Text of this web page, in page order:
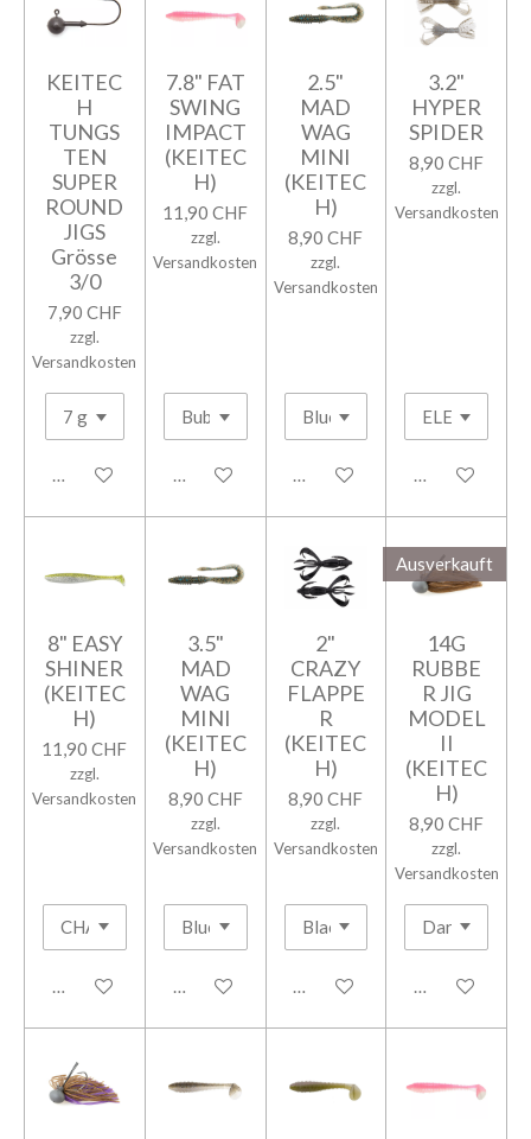
KEITEC
H
TUNGS
TEN
SUPER
ROUND
JIGS
Grösse
3/0
7,90 CHF
zzgl.
Versandkosten
In den Warenkorb
7.8" FAT
SWING
IMPACT
(KEITEC
H)
11,90 CHF
zzgl.
Versandkosten
In den Warenkorb
2.5"
MAD
WAG
MINI
(KEITEC
H)
8,90 CHF
zzgl.
Versandkosten
In den Warenkorb
3.2"
HYPER
SPIDER
8,90 CHF
zzgl.
Versandkosten
In den
8" EASY
SHINER
(KEITEC
H)
11,90 CHF
zzgl.
Versandkosten
In den Warenkorb
3.5"
MAD
WAG
MINI
(KEITEC
H)
8,90 CHF
zzgl.
Versandkosten
In den Warenkorb
2"
CRAZY
FLAPPE
R
(KEITEC
H)
8,90 CHF
zzgl.
Versandkosten
In den Warenkorb
Ausverkauft
14G
RUBBE
R JIG
MODEL
II
(KEITEC
H)
8,90 CHF
zzgl.
Versandkosten
Bei